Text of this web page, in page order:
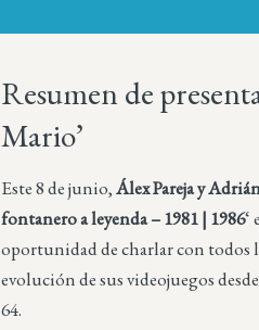
Resumen de
Mario’
Este 8 de junio,Álex Pareja y
fontanero a leyenda – 1981 | 1986‘
oportunidad de charlar con todos
evolución de sus videojuegos
64.